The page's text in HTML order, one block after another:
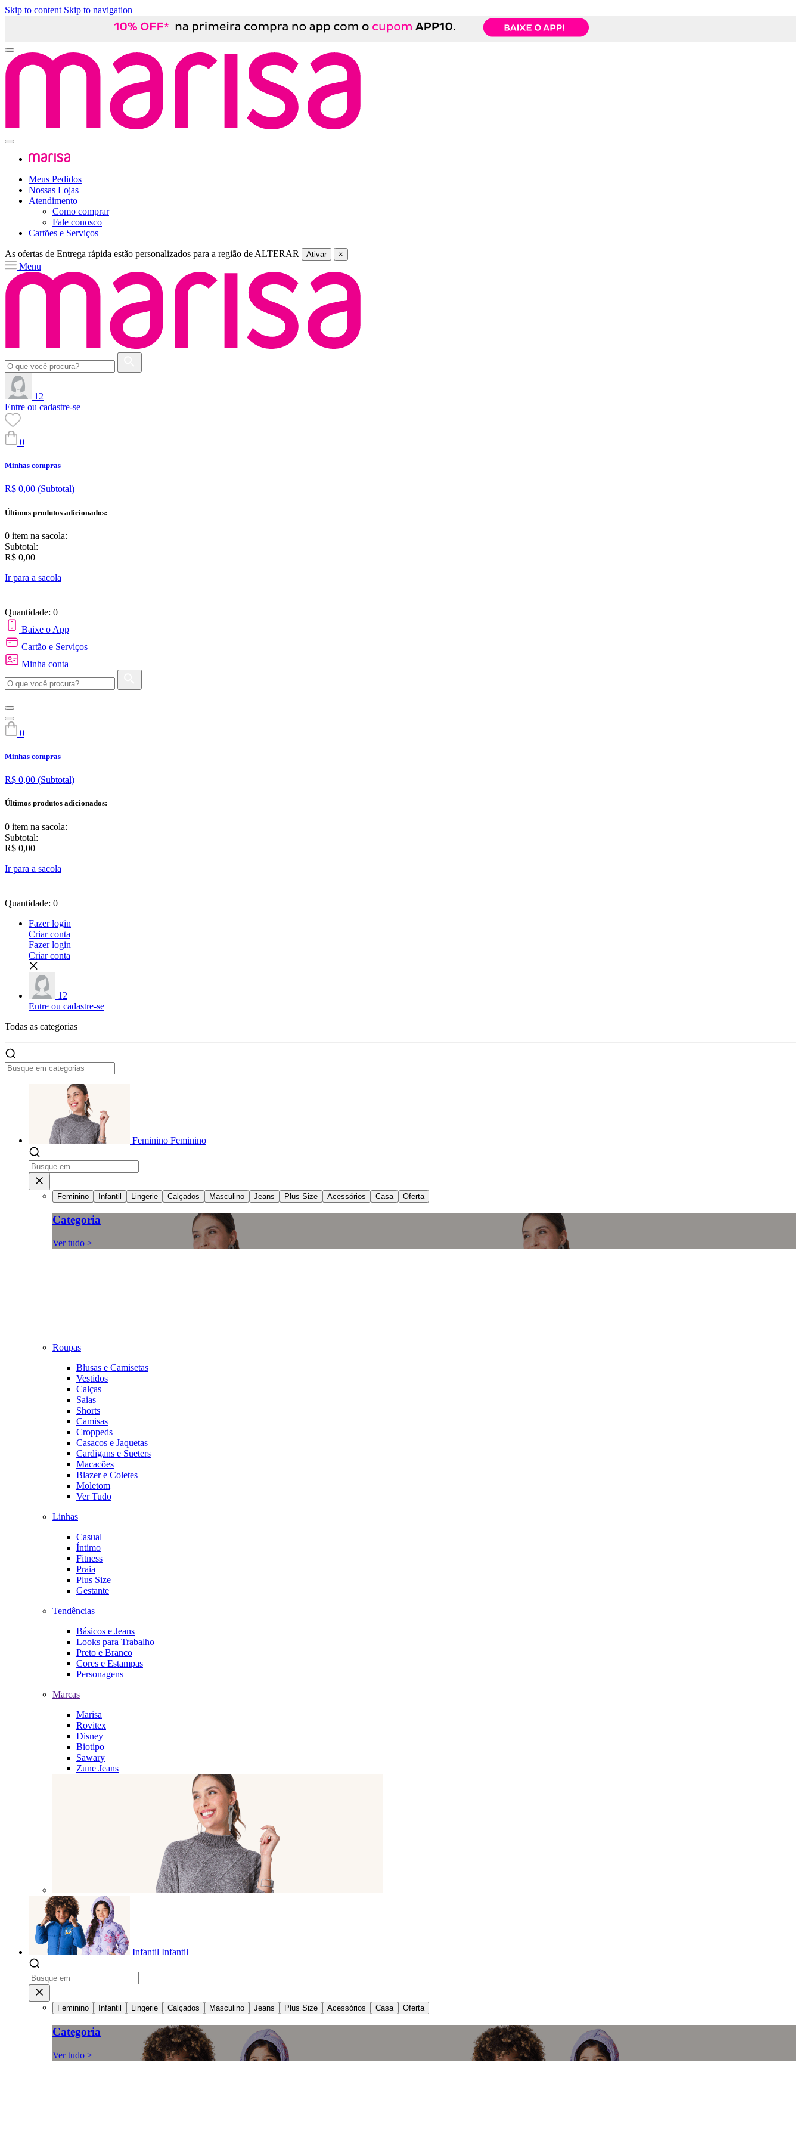
Skip to content Skip to navigation
Meus Pedidos
Nossas Lojas
Atendimento
Como comprar
Fale conosco
Cartões e Serviços
As ofertas de Entrega rápida estão personalizados para a região de ALTERAR Ativar ×
Menu
12
Entre ou cadastre-se
0
Minhas compras
R$ 0,00 (Subtotal)
Últimos produtos adicionados:
0 item na sacola:
Subtotal:
R$ 0,00
Ir para a sacola
Quantidade: 0
Baixe o App
Cartão e Serviços
Minha conta
0
Minhas compras
R$ 0,00 (Subtotal)
Últimos produtos adicionados:
0 item na sacola:
Subtotal:
R$ 0,00
Ir para a sacola
Quantidade: 0
Fazer login
Criar conta
Fazer login
Criar conta
12
Entre ou cadastre-se
Todas as categorias
Feminino Feminino
Feminino Infantil Lingerie Calçados Masculino Jeans Plus Size Acessórios Casa Oferta
Categoria
Ver tudo >
Roupas
Blusas e Camisetas
Vestidos
Calças
Saias
Shorts
Camisas
Croppeds
Casacos e Jaquetas
Cardigans e Sueters
Macacões
Blazer e Coletes
Moletom
Ver Tudo
Linhas
Casual
Íntimo
Fitness
Praia
Plus Size
Gestante
Tendências
Básicos e Jeans
Looks para Trabalho
Preto e Branco
Cores e Estampas
Personagens
Marcas
Marisa
Rovitex
Disney
Biotipo
Sawary
Zune Jeans
Infantil Infantil
Feminino Infantil Lingerie Calçados Masculino Jeans Plus Size Acessórios Casa Oferta
Categoria
Ver tudo >